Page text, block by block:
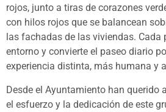
rojos, junto a tiras de corazones
con hilos rojos que se balancean
las fachadas de las viviendas. Cada
entorno y convierte el paseo diario
experiencia distinta, más humana y
Desde el Ayuntamiento han querido
el esfuerzo y la dedicación de este